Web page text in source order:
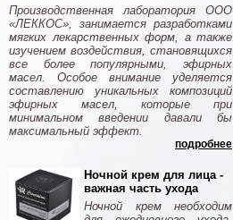
Производственная лаборатория ООО
«ЛЕККОС», занимается разработками
мягких лекарственных форм, а также
изучением воздействия, становящихся
все более популярными, эфирных
масел. Особое внимание уделяется
составлению уникальных композиций
эфирных масел, которые при
минимальном введении давали бы
максимальный эффект.
подробнее
Ночной крем для лица -
важная часть ухода
Ночной крем необходим